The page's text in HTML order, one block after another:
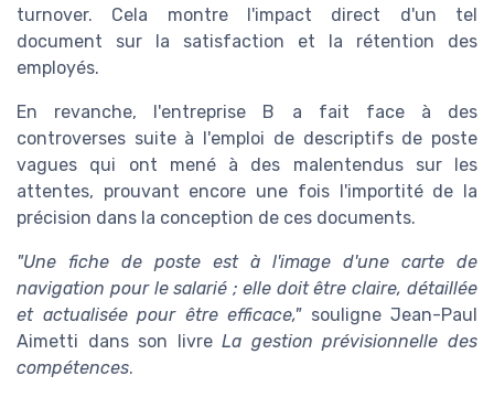
turnover. Cela montre l'impact direct d'un tel
document sur la satisfaction et la rétention des
employés.
En revanche, l'entreprise B a fait face à des
controverses suite à l'emploi de descriptifs de poste
vagues qui ont mené à des malentendus sur les
attentes, prouvant encore une fois l'importité de la
précision dans la conception de ces documents.
"Une fiche de poste est à l'image d'une carte de
navigation pour le salarié ; elle doit être claire, détaillée
et actualisée pour être efficace,"souligne Jean-Paul
Aimetti dans son livreLa gestion prévisionnelle des
compétences.